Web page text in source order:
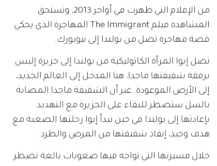
من الإفلام التي ظهرت في أواخر 2013، وتستحق
المشاهدة فيلم The Immigrant المهاجرة الذي يحكي
قصة مهاجرة تصل من بولندا إلى نيويورك.
تصل إيوا المرأة الكاثوليكية من بولندا إلى جزيرة إليس
برفقة شقيقتها ماجدا، هنا المدخل إلى العالم الجديد،
إلى الأرض الموعودة. غير أن الشقيقة ماجدا المصابة
بالسل ستضطر للبقاء على الجزيرة مع التهديد
بإعادتها إلى بولندا في حين تبدأ إيوا رحلتها الصعبة مع
هدف وحيد، إنقاذ شقيقتها من المرض والطرد.
خلال مسيرتها التي تواجه فيها صعوبات بالغة تضطر